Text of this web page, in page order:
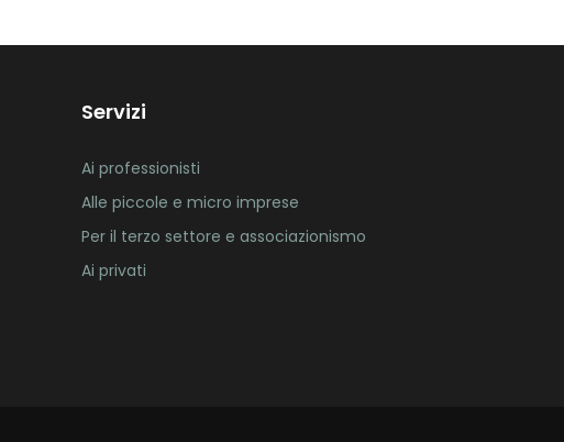
Servizi
Ai professionisti
Alle piccole e micro imprese
Per il terzo settore e associazionismo
Ai privati